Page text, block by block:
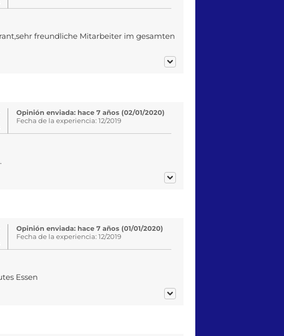
freundliche Mitarbeiter im gesamten
Opinión enviada: hace 7 años (02/01/2020)
Fecha de la experiencia: 12/2019
Opinión enviada: hace 7 años (01/01/2020)
Fecha de la experiencia: 12/2019
Essen